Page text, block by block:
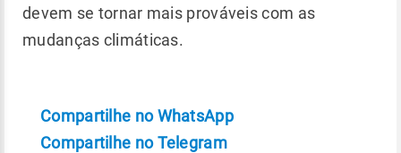
devem se tornar mais prováveis ​​com as
mudanças climáticas.
Compartilhe no WhatsApp
Compartilhe no Telegram